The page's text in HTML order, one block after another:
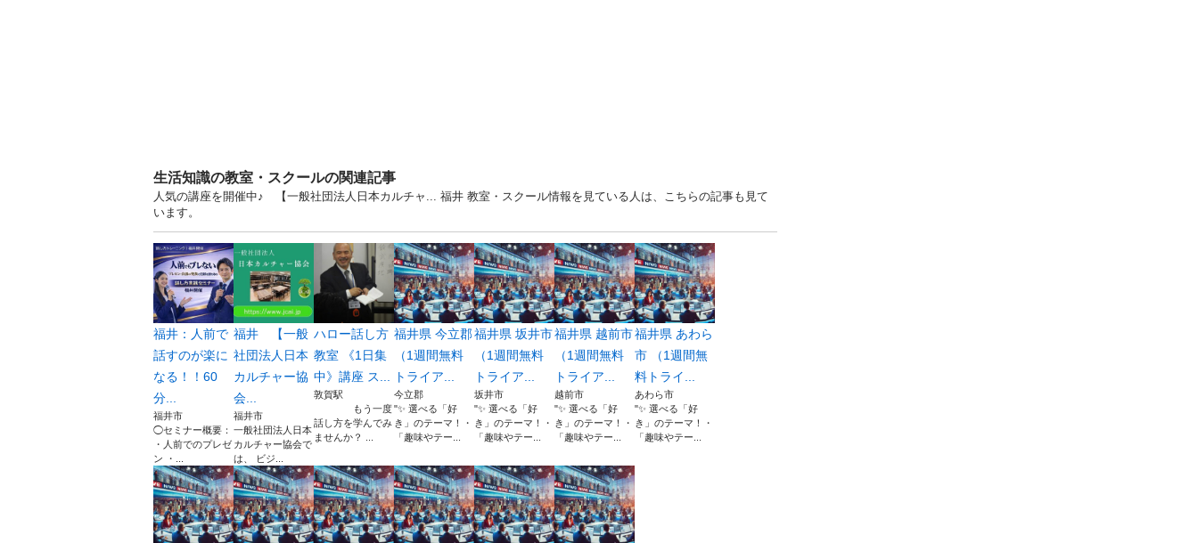
生活知識の教室・スクールの関連記事
人気の講座を開催中♪ 【一般社団法人日本カルチャ... 福井 教室・スクール情報を見ている人は、こちらの記事も見て
います。
福井：人前で
話すのが楽に
なる！！60
分...
福井市
◯セミナー概要：
・人前でのプレゼ
ン ・...
福井 【一般
社団法人日本
カルチャー協
会...
福井市
一般社団法人日本
カルチャー協会で
は、 ビジ...
ハロー話し方
教室 《1日集
中》講座 ス...
敦賀駅
もう一度
話し方を学んでみ
ませんか？ ...
福井県 今立郡
（1週間無料
トライア...
今立郡
"✨ 選べる「好
き」のテーマ！・
「趣味やテー...
福井県 坂井市
（1週間無料
トライア...
坂井市
"✨ 選べる「好
き」のテーマ！・
「趣味やテー...
福井県 越前市
（1週間無料
トライア...
越前市
"✨ 選べる「好
き」のテーマ！・
「趣味やテー...
福井県 あわら
市 （1週間無
料トライ...
あわら市
"✨ 選べる「好
き」のテーマ！・
「趣味やテー...